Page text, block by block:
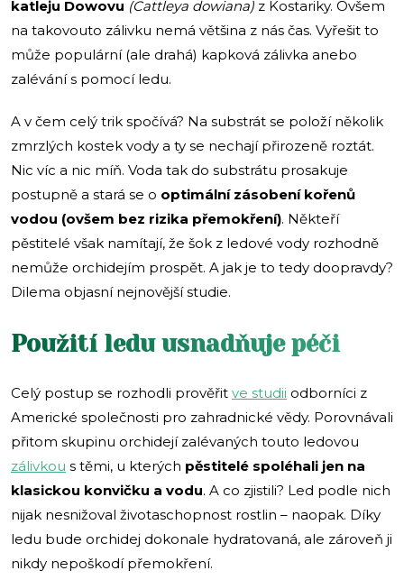
katleju Dowovu (Cattleya dowiana) z Kostariky. Ovšem
na takovouto zálivku nemá většina z nás čas. Vyřešit to
může populární (ale drahá) kapková zálivka anebo
zalévání s pomocí ledu.
A v čem celý trik spočívá? Na substrát se položí několik
zmrzlých kostek vody a ty se nechají přirozeně roztát.
Nic víc a nic míň. Voda tak do substrátu prosakuje
postupně a stará se o optimální zásobení kořenů
vodou (ovšem bez rizika přemokření). Někteří
pěstitelé však namítají, že šok z ledové vody rozhodně
nemůže orchidejím prospět. A jak je to tedy doopravdy?
Dilema objasní nejnovější studie.
Použití ledu usnadňuje péči
Celý postup se rozhodli prověřit ve studii odborníci z
Americké společnosti pro zahradnické vědy. Porovnávali
přitom skupinu orchidejí zalévaných touto ledovou
zálivkou s těmi, u kterých pěstitelé spoléhali jen na
klasickou konvičku a vodu. A co zjistili? Led podle nich
nijak nesnižoval životaschopnost rostlin – naopak. Díky
ledu bude orchidej dokonale hydratovaná, ale zároveň ji
nikdy nepoškodí přemokření.